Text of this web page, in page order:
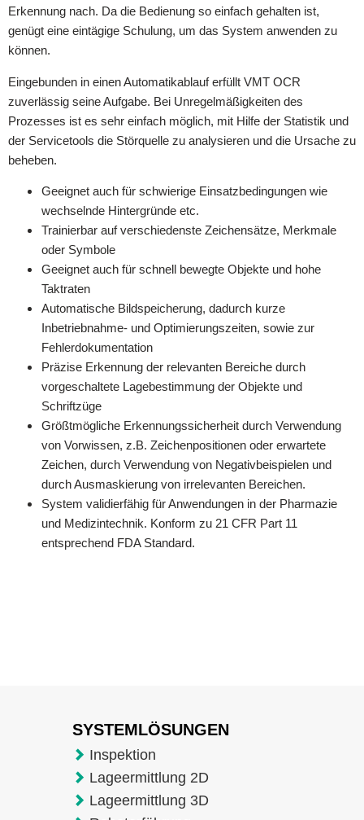
Erkennung nach. Da die Bedienung so einfach gehalten ist,
genügt eine eintägige Schulung, um das System anwenden zu
können.
Eingebunden in einen Automatikablauf erfüllt VMT OCR
zuverlässig seine Aufgabe. Bei Unregelmäßigkeiten des
Prozesses ist es sehr einfach möglich, mit Hilfe der Statistik und
der Servicetools die Störquelle zu analysieren und die Ursache zu
beheben.
Geeignet auch für schwierige Einsatzbedingungen wie
wechselnde Hintergründe etc.
Trainierbar auf verschiedenste Zeichensätze, Merkmale
oder Symbole
Geeignet auch für schnell bewegte Objekte und hohe
Taktraten
Automatische Bildspeicherung, dadurch kurze
Inbetriebnahme- und Optimierungszeiten, sowie zur
Fehlerdokumentation
Präzise Erkennung der relevanten Bereiche durch
vorgeschaltete Lagebestimmung der Objekte und
Schriftzüge
Größtmögliche Erkennungssicherheit durch Verwendung
von Vorwissen, z.B. Zeichenpositionen oder erwartete
Zeichen, durch Verwendung von Negativbeispielen und
durch Ausmaskierung von irrelevanten Bereichen.
System validierfähig für Anwendungen in der Pharmazie
und Medizintechnik. Konform zu 21 CFR Part 11
entsprechend FDA Standard.
SYSTEMLÖSUNGEN
Inspektion
Lageermittlung 2D
Lageermittlung 3D